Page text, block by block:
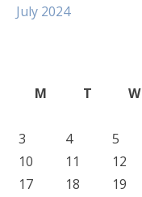
July 2024
M
T W
3
4 5
10
11 12
17
18 19